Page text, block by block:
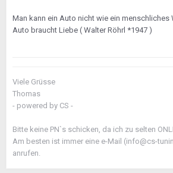
Man kann ein Auto nicht wie ein menschliches
Auto braucht Liebe ( Walter Röhrl *1947 )
Viele Grüsse
Thomas
- powered by CS -
Bitte keine PN`s schicken, da ich zu selten
Am besten ist immer eine e-Mail (info@cs-
anrufen.